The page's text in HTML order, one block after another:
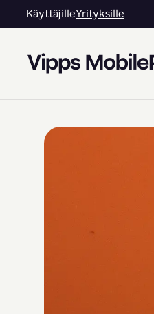
KäyttäjilleYrityksille